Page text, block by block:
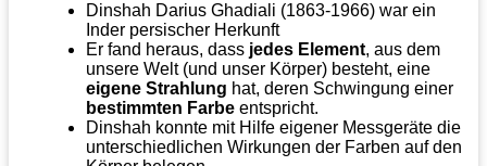
Dinshah Darius Ghadiali (1863-1966) war ein
Inder persischer Herkunft
Er fand heraus, dass jedes Element, aus dem
unsere Welt (und unser Körper) besteht, eine
eigene Strahlung hat, deren Schwingung einer
bestimmten Farbe entspricht.
Dinshah konnte mit Hilfe eigener Messgeräte die
unterschiedlichen Wirkungen der Farben auf den